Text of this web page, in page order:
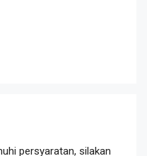
persyaratan, silakan